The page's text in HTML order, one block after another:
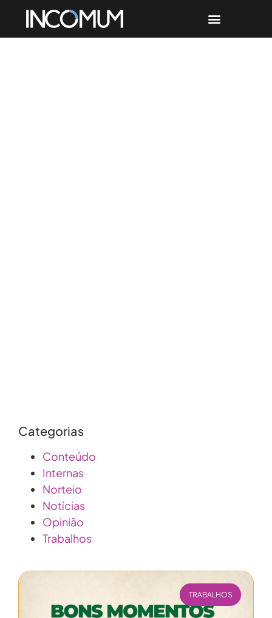
TRABALHOS
Categorias
Conteúdo
Internas
Norteio
Notícias
Opinião
Trabalhos